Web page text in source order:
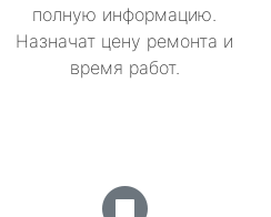
полную информацию.
Назначат цену ремонта и
время работ.